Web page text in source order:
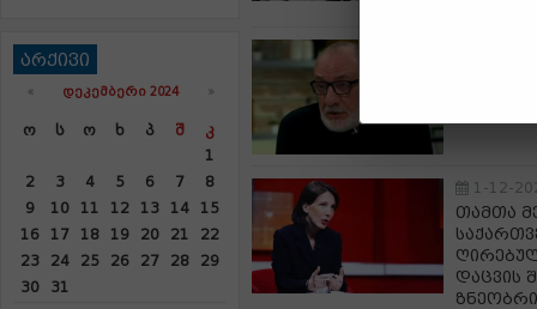
არქივი
« ᲓᲔᲙᲔᲛᲑᲔᲠᲘ 2024 »
Ო Ს Ო Ხ Პ Შ
Კ
1
2
3 4 5 6 7
8
9
10 11 12 13 14
15
16
17 18 19 20 21
22
23
24 25 26 27 28
29
30
31
1-12-
თამთა
დაცვის